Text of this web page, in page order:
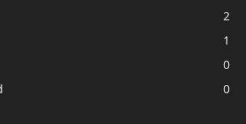
2
1
0
0